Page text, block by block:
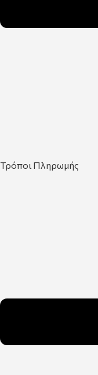
Τρόποι Πληρωμής